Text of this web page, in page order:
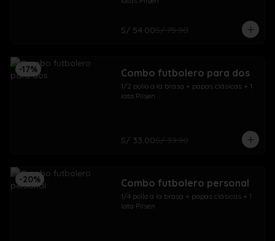
S/ 54.00S/ 75.90
-17% Combo futbolero para dos
1/2 pollo a la brasa + papas clásicas + 1
lata Pilsen
S/ 33.00S/ 39.90
-20% Combo futbolero personal
1/4 pollo a la brasa + papas clásicas + 1
lata Pilsen